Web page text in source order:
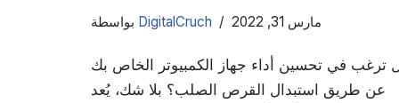
DigitalCruch مارس 31, 2022
ترغب في تحسين أداء جهاز الكمبيوتر الخاص بك
عن طريق استبدال القرص الصلب؟ بلا شك، يُعد